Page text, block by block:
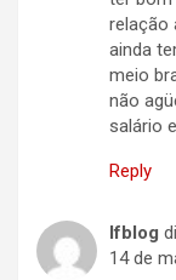
relação
ainda
meio
não
salário
Reply
lfblog
14 de